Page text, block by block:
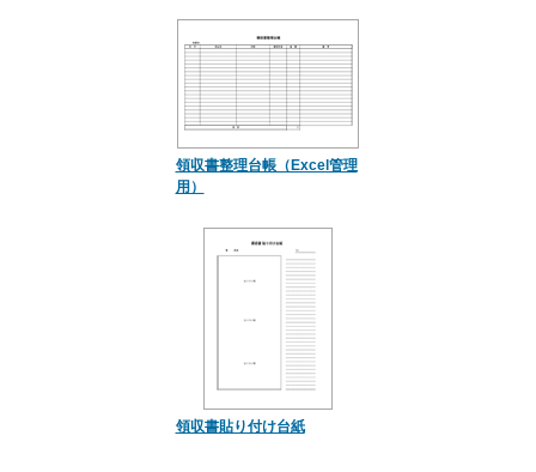
領収書整理台帳（Excel管理
用）
領収書貼り付け台紙